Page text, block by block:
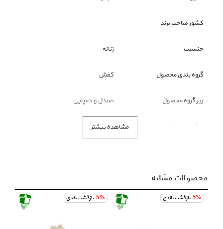
مشاهده بیشتر
کشور صاحب برند
جنسیت زنانه
گروه بندی محصول کفش
زیر گروه محصول صندل و دمپایی
کرم
توضیحات
با توجه به شرایط خاص تامین کننده این برند، انصراف از خرید حداکثر ظرف
محصولات مشابه
5% بازگشت نقدی 5% بازگشت نقدی